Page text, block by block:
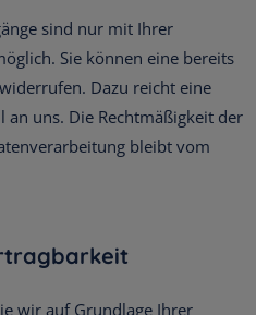
sind nur mit Ihrer
Sie können eine bereits
Dazu reicht eine
uns. Die Rechtmäßigkeit der
bleibt vom
wir auf Grundlage Ihrer